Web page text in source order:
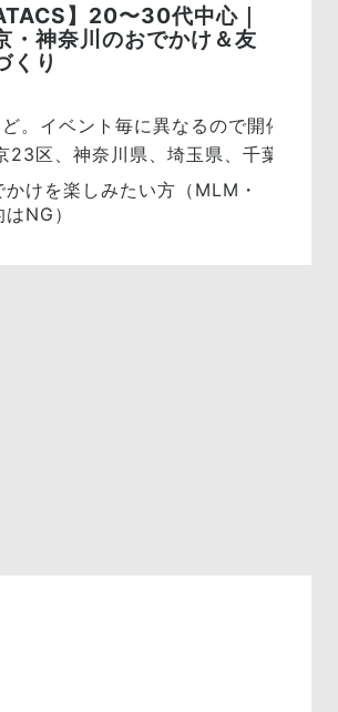
】20〜30代中心｜
・神奈川のおでかけ＆友
くり
。イベント毎に異なるので開催日程
23区、神奈川県、埼玉県、千葉県
けを楽しみたい方（MLM・
NG）